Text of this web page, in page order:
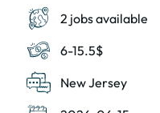
2 jobs available
6-15.5$
New Jersey